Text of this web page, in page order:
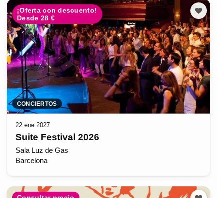
¡Oferta con descuento!
Desde 28 €
CONCIERTOS
22 ene 2027
Suite Festival 2026
Sala Luz de Gas
Barcelona